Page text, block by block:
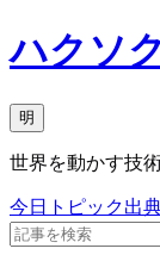
ハクソク
明
世界を動かす技
今日 トピック出